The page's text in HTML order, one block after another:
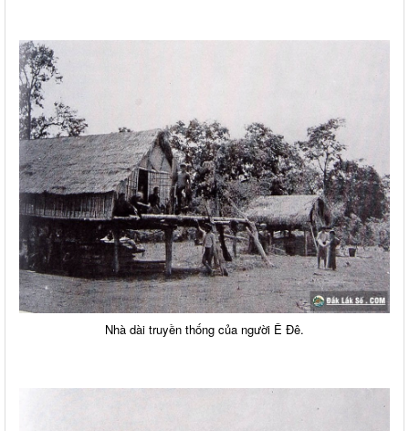
Nhà dài truyền thống của người Ê Đê.